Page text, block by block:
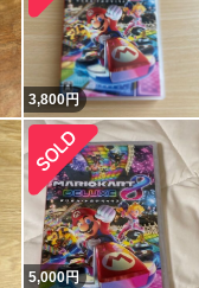
3,800円
5,000円